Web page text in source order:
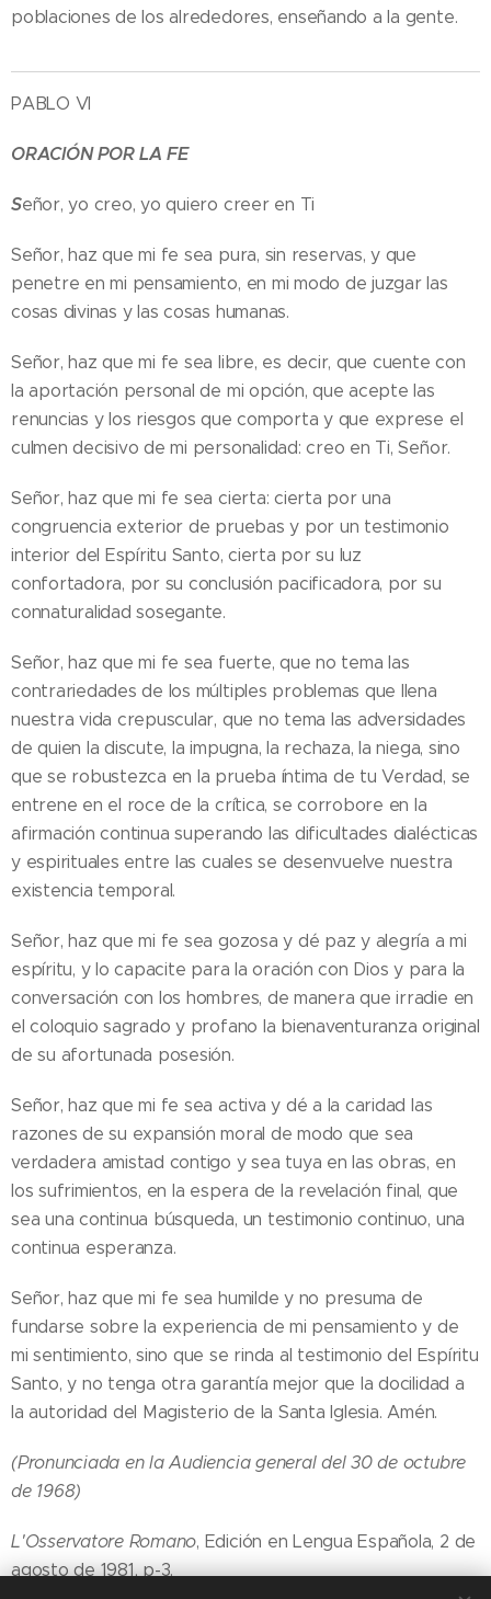
poblaciones de los alrededores, enseñando a la gente.
PABLO VI
ORACIÓN POR LA FE
Señor, yo creo, yo quiero creer en Ti
Señor, haz que mi fe sea pura, sin reservas, y que
penetre en mi pensamiento, en mi modo de juzgar las
cosas divinas y las cosas humanas.
Señor, haz que mi fe sea libre, es decir, que cuente con
la aportación personal de mi opción, que acepte las
renuncias y los riesgos que comporta y que exprese el
culmen decisivo de mi personalidad: creo en Ti, Señor.
Señor, haz que mi fe sea cierta: cierta por una
congruencia exterior de pruebas y por un testimonio
interior del Espíritu Santo, cierta por su luz
confortadora, por su conclusión pacificadora, por su
connaturalidad sosegante.
Señor, haz que mi fe sea fuerte, que no tema las
contrariedades de los múltiples problemas que llena
nuestra vida crepuscular, que no tema las adversidades
de quien la discute, la impugna, la rechaza, la niega, sino
que se robustezca en la prueba íntima de tu Verdad, se
entrene en el roce de la crítica, se corrobore en la
afirmación continua superando las dificultades dialécticas
y espirituales entre las cuales se desenvuelve nuestra
existencia temporal.
Señor, haz que mi fe sea gozosa y dé paz y alegría a mi
espíritu, y lo capacite para la oración con Dios y para la
conversación con los hombres, de manera que irradie en
el coloquio sagrado y profano la bienaventuranza original
de su afortunada posesión.
Señor, haz que mi fe sea activa y dé a la caridad las
razones de su expansión moral de modo que sea
verdadera amistad contigo y sea tuya en las obras, en
los sufrimientos, en la espera de la revelación final, que
sea una continua búsqueda, un testimonio continuo, una
continua esperanza.
Señor, haz que mi fe sea humilde y no presuma de
fundarse sobre la experiencia de mi pensamiento y de
mi sentimiento, sino que se rinda al testimonio del Espíritu
Santo, y no tenga otra garantía mejor que la docilidad a
la autoridad del Magisterio de la Santa Iglesia. Amén.
(Pronunciada en la Audiencia general del 30 de octubre
de 1968)
L'Osservatore Romano, Edición en Lengua Española, 2 de
agosto de 1981, p-3.